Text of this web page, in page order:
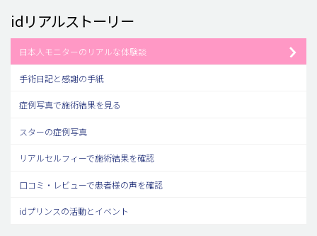
idリアルストーリー
日本人モニターのリアルな体験談
手術日記と感謝の手紙
症例写真で施術結果を見る
スターの症例写真
リアルセルフィーで施術結果を確認
口コミ・レビューで患者様の声を確認
idプリンスの活動とイベント